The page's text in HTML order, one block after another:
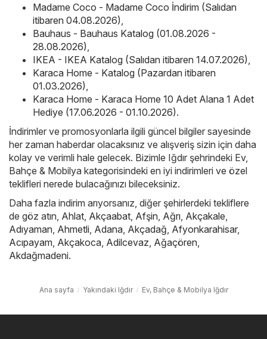
Madame Coco - Madame Coco İndirim (Salıdan
itibaren 04.08.2026)
Bauhaus - Bauhaus Katalog (01.08.2026 -
28.08.2026)
IKEA - IKEA Katalog (Salıdan itibaren 14.07.2026)
Karaca Home - Katalog (Pazardan itibaren
01.03.2026)
Karaca Home - Karaca Home 10 Adet Alana 1 Adet
Hediye (17.06.2026 - 01.10.2026).
İndirimler ve promosyonlarla ilgili güncel bilgiler sayesinde
her zaman haberdar olacaksınız ve alışveriş sizin için daha
kolay ve verimli hale gelecek. Bizimle Iğdır şehrindeki Ev,
Bahçe & Mobilya kategorisindeki en iyi indirimleri ve özel
teklifleri nerede bulacağınızı bileceksiniz.
Daha fazla indirim arıyorsanız, diğer şehirlerdeki tekliflere
de göz atın, Ahlat Akçaabat Afşin Ağrı Akçakale
Adıyaman Ahmetli Adana Akçadağ Afyonkarahisar,
Acıpayam Akçakoca Adilcevaz Ağaçören
Akdağmadeni.
Ana sayfa Yakındaki Iğdır Ev, Bahçe & Mobilya Iğdır